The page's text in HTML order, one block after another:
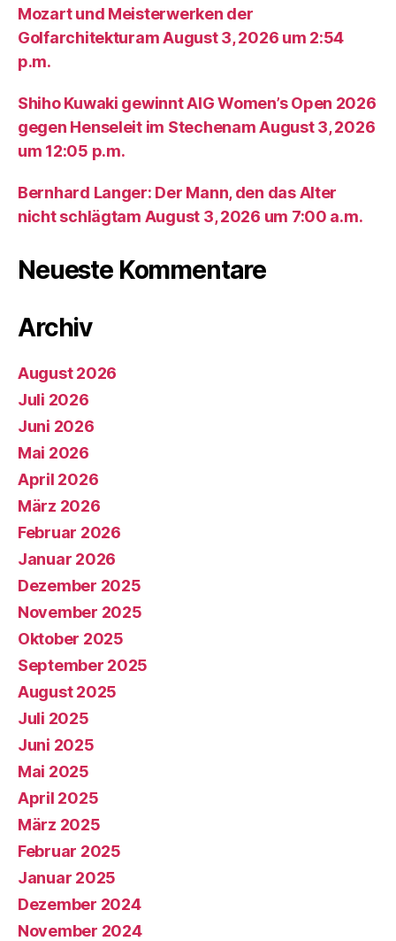
Mozart und Meisterwerken der
Golfarchitekturam August 3, 2026 um 2:54
p.m.
Shiho Kuwaki gewinnt AIG Women’s Open 2026
gegen Henseleit im Stechenam August 3, 2026
um 12:05 p.m.
Bernhard Langer: Der Mann, den das Alter
nicht schlägtam August 3, 2026 um 7:00 a.m.
Neueste Kommentare
Archiv
August 2026
Juli 2026
Juni 2026
Mai 2026
April 2026
März 2026
Februar 2026
Januar 2026
Dezember 2025
November 2025
Oktober 2025
September 2025
August 2025
Juli 2025
Juni 2025
Mai 2025
April 2025
März 2025
Februar 2025
Januar 2025
Dezember 2024
November 2024